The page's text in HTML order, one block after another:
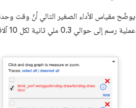
عملية رسم إلى حوالي 0.3 ملي ثانية لكل 10 آلاف عملية رسم، ما يمثّل تحسّنًا بنسبة% 40.